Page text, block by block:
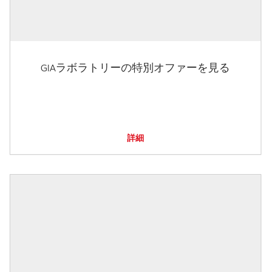
GIAラボラトリーの特別オファーを見る
詳細